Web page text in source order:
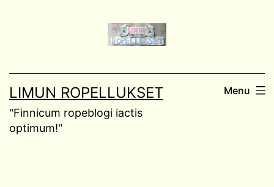
LIMUN ROPELLUKSET
"Finnicum ropeblogi iactis
optimum!"
Menu